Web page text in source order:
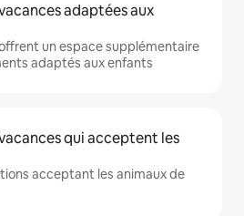
adaptées aux
un espace supplémentaire
adaptés aux enfants
qui acceptent les
acceptant les animaux de